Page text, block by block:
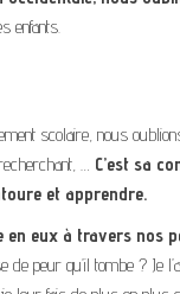
enfants.
scolaire, nous
… C’est sa
et apprendre.
en eux à travers nos
peur qu’il tombe ? Je